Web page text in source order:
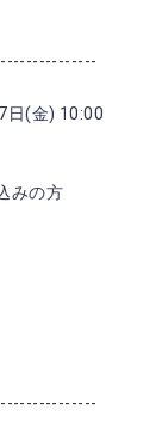
日(金) 10:00
みの方